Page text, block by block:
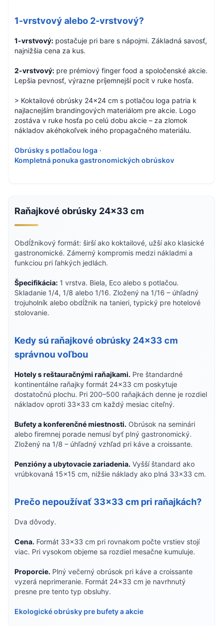
1-vrstvový alebo 2-vrstvový?
1-vrstvový: postačuje pri bare s nápojmi. Základná savosť,
najnižšia cena za kus.
2-vrstvový: pre prémiový finger food a spoločenské akcie.
Lepšia pevnosť, výrazne príjemnejší pocit v ruke hosťa.
> Koktailové obrúsky 24×24 cm s potlačou loga patria k
najlacnejším brandingových materiálom pre akcie. Logo
zostáva v ruke hosťa po celú dobu akcie – za zlomok
nákladov akéhokoľvek iného propagačného materiálu.
Obrúsky s potlačou loga ·
Kompletná ponuka gastronomických obrúskov
Raňajkové obrúsky 24×33 cm
Obdĺžnikový formát: širší ako koktailové, užší ako klasické
gastronomické. Zámerný kompromis medzi nákladmi a
funkciou pri ľahkých jedlách.
Špecifikácia: 1 vrstva. Biela, Eco alebo s potlačou.
Skladanie 1/4, 1/8 alebo 1/16. Zložený na 1/16 – úhľadný
trojuholník alebo obdĺžnik na tanieri, typický pre hotelové
stolovanie.
Kedy sú raňajkové obrúsky 24×33 cm
správnou voľbou
Hotely s reštauračnými raňajkami. Pre štandardné
kontinentálne raňajky formát 24×33 cm poskytuje
dostatočnú plochu. Pri 200–500 raňajkách denne je rozdiel
nákladov oproti 33×33 cm každý mesiac citeľný.
Bufety a konferenčné miestnosti. Obrúsok na seminári
alebo firemnej porade nemusí byť plný gastronomický.
Zložený na 1/8 – úhľadný vzhľad pri káve a croissante.
Penzióny a ubytovacie zariadenia. Vyšší štandard ako
vrúbkovaná 15×15 cm, nižšie náklady ako plná 33×33 cm.
Prečo nepoužívať 33×33 cm pri raňajkách?
Dva dôvody.
Cena. Formát 33×33 cm pri rovnakom počte vrstiev stojí
viac. Pri vysokom objeme sa rozdiel mesačne kumuluje.
Proporcie. Plný večerný obrúsok pri káve a croissante
vyzerá neprimeranie. Formát 24×33 cm je navrhnutý
presne pre tento typ obsluhy.
Ekologické obrúsky pre bufety a akcie